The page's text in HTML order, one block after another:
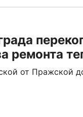
ремонта
от Пражской